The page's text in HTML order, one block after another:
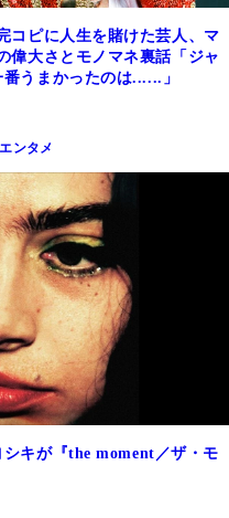
コピに人生を賭けた芸人、マ
偉大さとモノマネ裏話「ジャ
うまかったのは......」
エンタメ
キが『the moment／ザ・モ